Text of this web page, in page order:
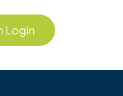
Login